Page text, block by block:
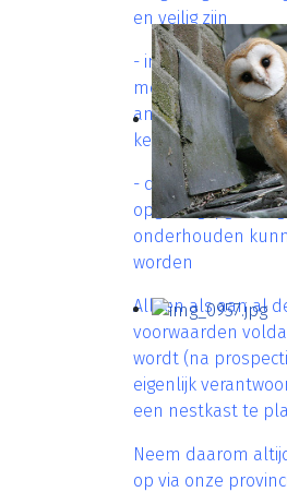
en veilig zijn
- in de nabije
mogen zich best
andere
kerkuilterritoria
- de nestkast
opgevolgd,
onderhouden
worden
Alleen als aan al
voorwaarden
wordt (na
eigenlijk
een nestkast te
Neem daarom
op via onze